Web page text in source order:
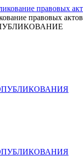
правовых актов